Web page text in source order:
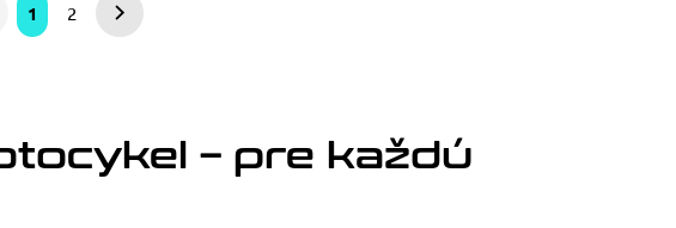
1 2
Nasledujúca
– pre každú